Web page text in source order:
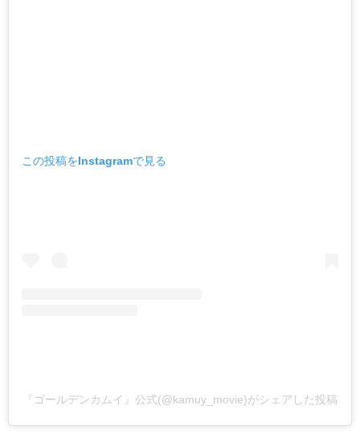
この投稿をInstagramで見る
『ゴールデンカムイ』公式(@kamuy_movie)がシェアした投稿